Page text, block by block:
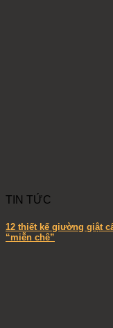
TIN TỨC
12 thiết kế giường giật
“miễn chê”